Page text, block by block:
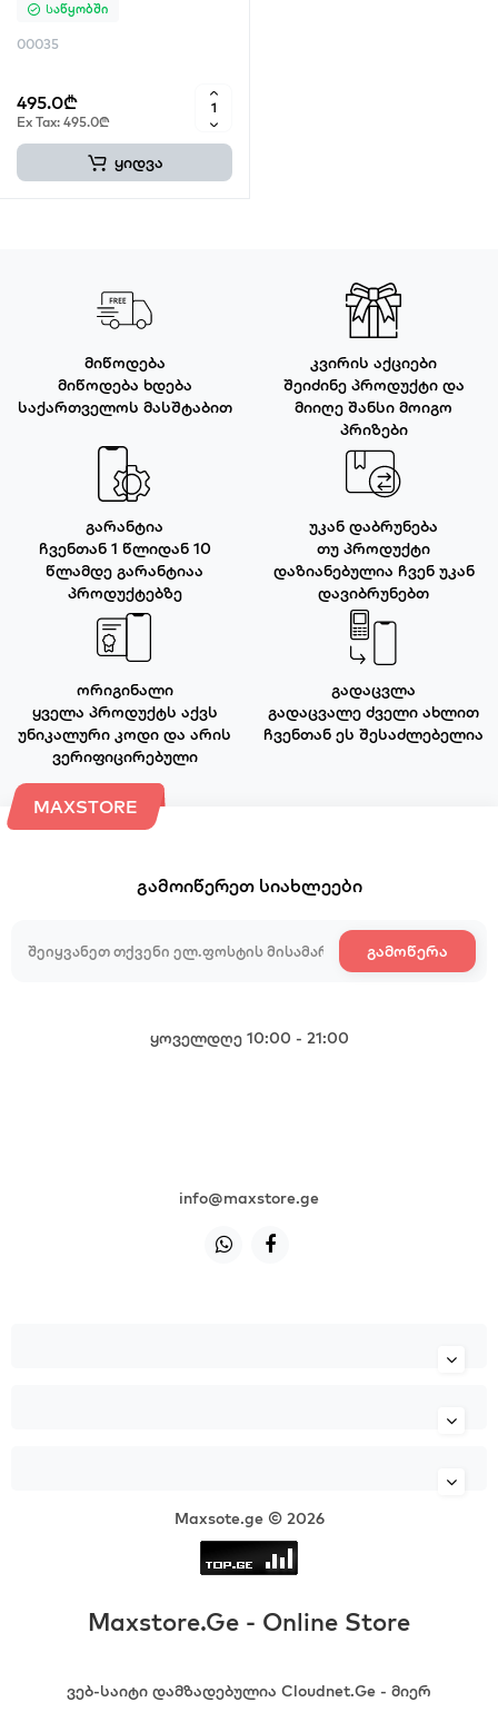
Საწყობში
00035
495.0₾
Ex Tax: 495.0₾
ყიდვა
მიწოდება
მიწოდება ხდება
საქართველოს მასშტაბით
კვირის აქციები
შეიძინე პროდუქტი და
მიიღე შანსი მოიგო
პრიზები
გარანტია
ჩვენთან 1 წლიდან 10
წლამდე გარანტიაა
პროდუქტებზე
უკან დაბრუნება
თუ პროდუქტი
დაზიანებულია ჩვენ უკან
დავიბრუნებთ
ორიგინალი
ყველა პროდუქტს აქვს
უნიკალური კოდი და არის
ვერიფიცირებული
გადაცვლა
გადაცვალე ძველი ახლით
ჩვენთან ეს შესაძლებელია
MAXSTORE
გამოიწერეთ სიახლეები
გამოწერა
ყოველდღე 10:00 - 21:00
info@maxstore.ge
Maxsote.ge © 2026
Maxstore.Ge - Online Store
ვებ-საიტი დამზადებულია Cloudnet.Ge - მიერ